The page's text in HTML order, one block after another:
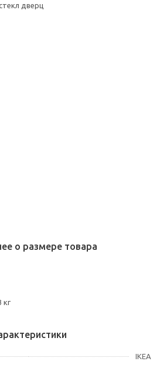
дверц
о размере товара
кг
IKEA